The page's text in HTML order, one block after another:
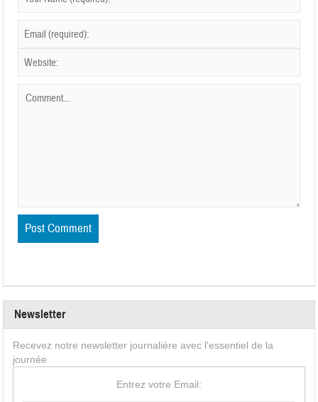
Newsletter
Recevez notre newsletter journalière avec l'essentiel de la
journée
Entrez votre Email: